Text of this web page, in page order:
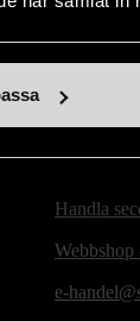
Handla
Webbshop
e-